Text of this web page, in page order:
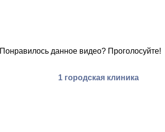
Понравилось данное видео? Проголосуйте!
1 городская клиника